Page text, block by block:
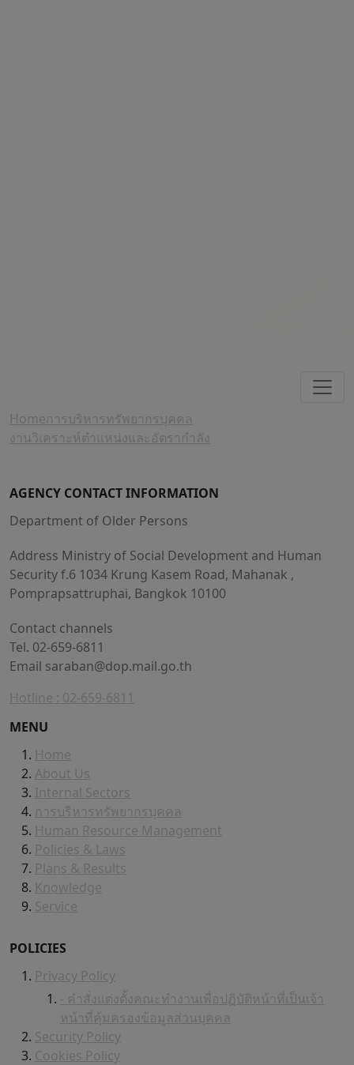
Homeการบริหารทรัพยากรบุคคล
งานวิเคราะห์ตำแหน่งและอัตรากำลัง
AGENCY CONTACT INFORMATION
Department of Older Persons
Address Ministry of Social Development and Human
Security f.6 1034 Krung Kasem Road, Mahanak ,
Pomprapsattruphai, Bangkok 10100
Contact channels
Tel. 02-659-6811
Email saraban@dop.mail.go.th
Hotline : 02-659-6811
MENU
Home
About Us
Internal Sectors
การบริหารทรัพยากรบุคคล
Human Resource Management
Policies & Laws
Plans & Results
Knowledge
Service
POLICIES
Privacy Policy
- คำสั่งแต่งตั้งคณะทำงานเพื่อปฏิบัติหน้าที่เป็นเจ้า
หน้าที่คุ้มครองข้อมูลส่วนบุคคล
Security Policy
Cookies Policy